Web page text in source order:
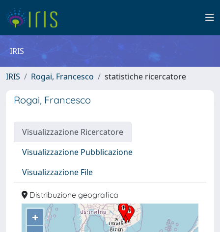
IRIS
IRIS Rogai, Francesco statistiche ricercatore
Rogai, Francesco
Visualizzazione Ricercatore
Visualizzazione Pubblicazione
Visualizzazione File
Distribuzione geografica
+